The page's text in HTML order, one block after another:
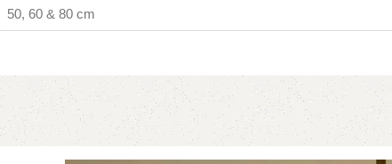
50, 60 & 80 cm